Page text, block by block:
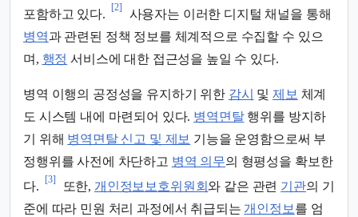
포함하고 있다.
[2]
사용자는 이러한 디지털 채널을 통해
병역과 관련된 정책 정보를 체계적으로 수집할 수 있으
며, 행정 서비스에 대한 접근성을 높일 수 있다.
병역 이행의 공정성을 유지하기 위한 감시 및제보 체계
도 시스템 내에 마련되어 있다. 병역면탈행위를 방지하
기 위해 병역면탈 신고 및 제보 기능을 운영함으로써 부
정행위를 사전에 차단하고 병역 의무의 형평성을 확보한
다.
[3]
또한, 개인정보보호위원회 와 같은 관련 기관의 기
준에 따라 민원 처리 과정에서 취급되는 개인정보 를 엄